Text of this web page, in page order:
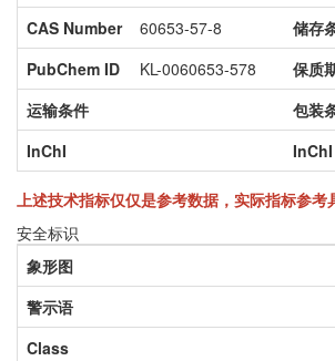
CAS Number
60653-57-8
储存
PubChem ID
KL-0060653-578
保质
运输条件
包装
InChI
上述技术指标仅仅是参考数据，实际指标参考
安全标识
象形图
警示语
Class